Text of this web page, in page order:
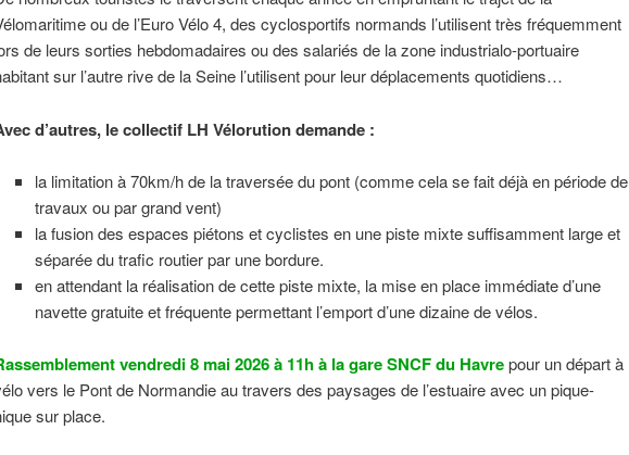
ou de l’Euro Vélo 4, des cyclosportifs normands l’utilisent très fréquemment
de leurs sorties hebdomadaires ou des salariés de la zone industrialo-portuaire
sur l’autre rive de la Seine l’utilisent pour leur déplacements quotidiens…
d’autres, le collectif LH Vélorution demande :
la limitation à 70km/h de la traversée du pont (comme cela se fait déjà en période de
travaux ou par grand vent)
la fusion des espaces piétons et cyclistes en une piste mixte suffisamment large et
séparée du trafic routier par une bordure.
en attendant la réalisation de cette piste mixte, la mise en place immédiate d’une
navette gratuite et fréquente permettant l’emport d’une dizaine de vélos.
vendredi 8 mai 2026 à 11h à la gare SNCF du Havrepour un départ à
vers le Pont de Normandie au travers des paysages de l’estuaire avec un pique-
sur place.